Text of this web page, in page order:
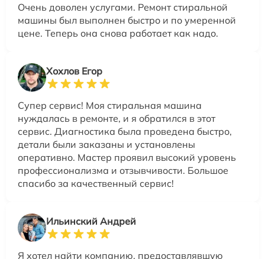
Очень доволен услугами. Ремонт стиральной
машины был выполнен быстро и по умеренной
цене. Теперь она снова работает как надо.
Хохлов Егор
Супер сервис! Моя стиральная машина
нуждалась в ремонте, и я обратился в этот
сервис. Диагностика была проведена быстро,
детали были заказаны и установлены
оперативно. Мастер проявил высокий уровень
профессионализма и отзывчивости. Большое
спасибо за качественный сервис!
Ильинский Андрей
Я хотел найти компанию, предоставлявшую